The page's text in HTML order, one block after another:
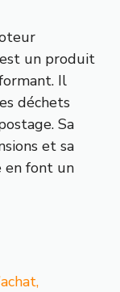
un produit
Il
déchets
Sa
et sa
en font un